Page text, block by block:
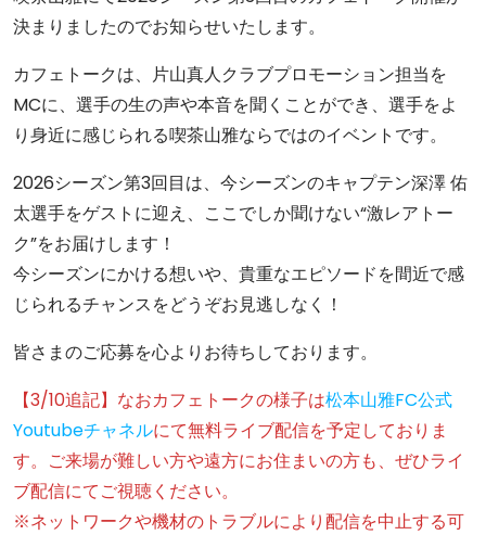
決まりましたのでお知らせいたします。
カフェトークは、片山真人クラブプロモーション担当を
MCに、選手の生の声や本音を聞くことができ、選手をよ
り身近に感じられる喫茶山雅ならではのイベントです。
2026シーズン第3回目は、今シーズンのキャプテン深澤 佑
太選手をゲストに迎え、ここでしか聞けない“激レアトー
ク”をお届けします！
今シーズンにかける想いや、貴重なエピソードを間近で感
じられるチャンスをどうぞお見逃しなく！
皆さまのご応募を心よりお待ちしております。
【3/10追記】なおカフェトークの様子は松本山雅FC公式
Youtubeチャネルにて無料ライブ配信を予定しておりま
す。ご来場が難しい方や遠方にお住まいの方も、ぜひライ
ブ配信にてご視聴ください。
※ネットワークや機材のトラブルにより配信を中止する可